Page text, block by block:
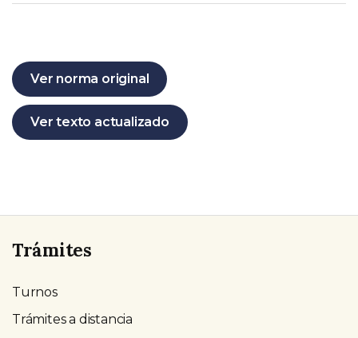
Ver norma original
Ver texto actualizado
Trámites
Turnos
Trámites a distancia